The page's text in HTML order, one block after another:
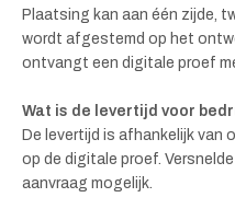
Plaatsing kan aan één zijde,
wordt afgestemd op het
ontvangt een digitale proef
Wat is de levertijd voor
De levertijd is afhankelijk van
op de digitale proef.
aanvraag mogelijk.